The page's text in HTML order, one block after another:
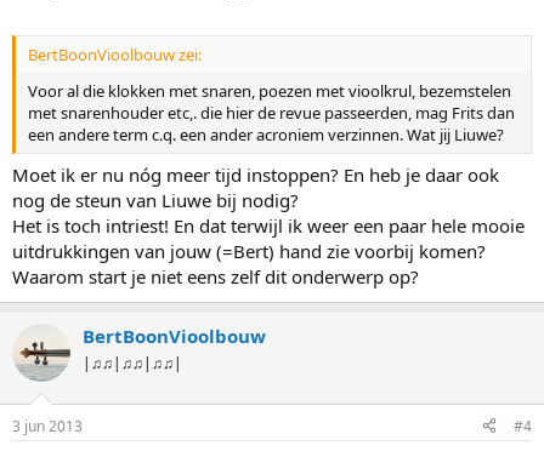
BertBoonVioolbouw zei:
Voor al die klokken met snaren, poezen met vioolkrul, bezemstelen
met snarenhouder etc,. die hier de revue passeerden, mag Frits dan
een andere term c.q. een ander acroniem verzinnen. Wat jij Liuwe?
Moet ik er nu nóg meer tijd instoppen? En heb je daar ook
nog de steun van Liuwe bij nodig?
Het is toch intriest! En dat terwijl ik weer een paar hele mooie
uitdrukkingen van jouw (=Bert) hand zie voorbij komen?
Waarom start je niet eens zelf dit onderwerp op?
BertBoonVioolbouw
|♫♫|♫♫|♫♫|
3 jun 2013 #4